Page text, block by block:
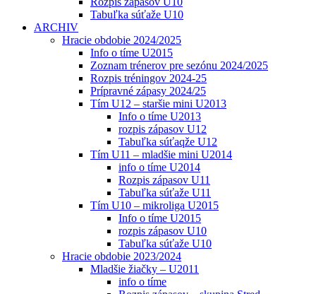
Tabuľka súťaže U10
ARCHIV
Hracie obdobie 2024/2025
Info o tíme U2015
Zoznam trénerov pre sezónu 2024/2025
Rozpis tréningov 2024-25
Prípravné zápasy 2024/25
Tím U12 – staršie mini U2013
Info o tíme U2013
rozpis zápasov U12
Tabuľka súťaqže U12
Tím U11 – mladšie mini U2014
info o tíme U2014
Rozpis zápasov U11
Tabuľka súťaže U11
Tím U10 – mikroliga U2015
Info o tíme U2015
rozpis zápasov U10
Tabuľka súťaže U10
Hracie obdobie 2023/2024
Mladšie žiačky – U2011
info o tíme